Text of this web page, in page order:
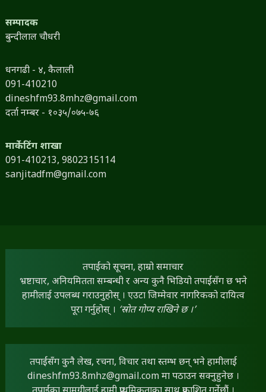
सम्पादक
बुन्दीलाल चौधरी
धनगढी - ४, कैलाली
091-410210
dineshfm93.8mhz@gmail.com
दर्ता नम्बर - १०३५/०७५-७६
मार्केटिंग शाखा
091-410213, 9802315114
sanjitadfm@gmail.com
तपाईंको सूचना, हाम्रो समाचार
भ्रष्टाचार, अनियमितता सम्बन्धी र अन्य कुनै भिडियो तपाईंसँग छ भने
हामीलाई उपलब्ध गराउनुहोस् । एउटा जिम्मेवार नागरिकको दायित्व
पूरा गर्नुहोस् । ‘स्रोत गोप्य राखिने छ ।’
तपाईंसँग कुनै लेख, रचना, विचार तथा स्तम्भ छन् भने हामीलाई
dineshfm93.8mhz@gmail.comमा पठाउन सक्नुहुनेछ ।